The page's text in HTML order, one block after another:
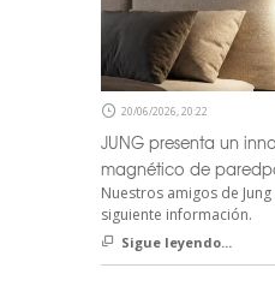
20/06/2026, 20:22
JUNG presenta un
magnético de
Nuestros amigos de
siguiente información.
Sigue leyendo...